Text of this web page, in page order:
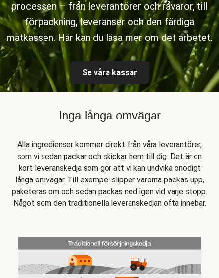
processen – från leverantörer och råvaror, till
förpackning, leveranser och den färdiga
matkassen. Här kan du läsa mer om det arbetet.
Se våra kassar
Inga långa omvägar
Alla ingredienser kommer direkt från våra leverantörer,
som vi sedan packar och skickar hem till dig. Det är en
kort leveranskedja som gör att vi kan undvika onödigt
långa omvägar. Till exempel slipper varorna packas upp,
paketeras om och sedan packas ned igen vid varje stopp.
Något som den traditionella leveranskedjan ofta innebär.